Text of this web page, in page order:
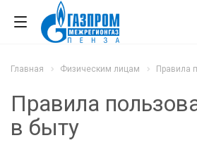
Главная Физическим лицам Правила
Правила
в быту